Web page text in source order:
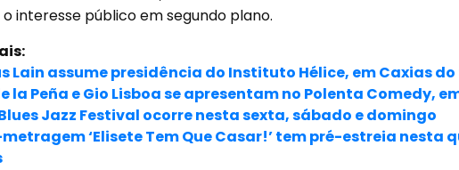
interesse público em segundo plano.
Lain assume presidência do Instituto Hélice, em Caxias do
la Peña e Gio Lisboa se apresentam no Polenta Comedy,
Jazz Festival ocorre nesta sexta, sábado e domingo
‘Elisete Tem Que Casar!’ tem pré-estreia nesta